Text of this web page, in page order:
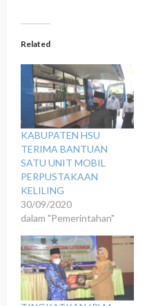
Related
KABUPATEN HSU
TERIMA BANTUAN
SATU UNIT MOBIL
PERPUSTAKAAN
KELILING
30/09/2020
dalam "Pemerintahan"